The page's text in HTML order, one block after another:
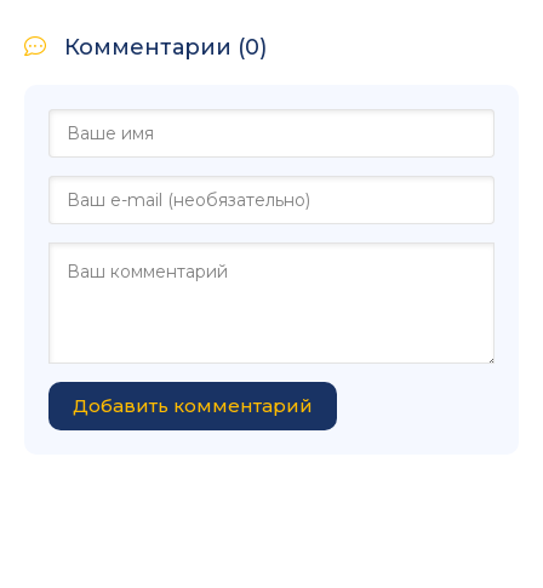
Комментарии (0)
Добавить комментарий